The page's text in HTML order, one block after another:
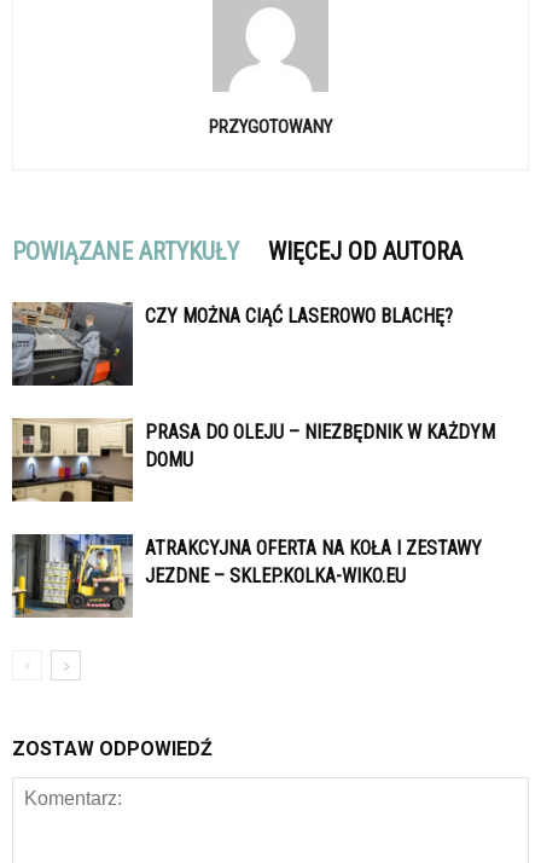
PRZYGOTOWANY
POWIĄZANE ARTYKUŁY WIĘCEJ OD AUTORA
CZY MOŻNA CIĄĆ LASEROWO BLACHĘ?
PRASA DO OLEJU – NIEZBĘDNIK W KAŻDYM
DOMU
ATRAKCYJNA OFERTA NA KOŁA I ZESTAWY
JEZDNE – SKLEP.KOLKA-WIKO.EU
ZOSTAW ODPOWIEDŹ